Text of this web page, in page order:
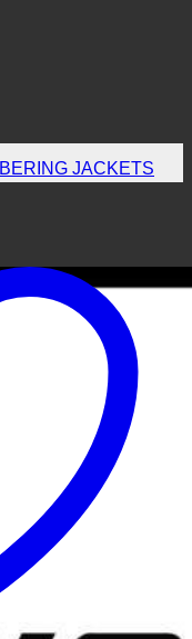
BERING JACKETS